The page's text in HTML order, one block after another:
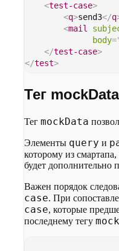
<test-case>
<q>send3</q
<mail
body=
</test-case>
</test>
Тег mockData
Тег mockData
Элементы query и
которому из смартапа,
будет дополнительно
Важен порядок
case. При
case, которые
последнему тегу